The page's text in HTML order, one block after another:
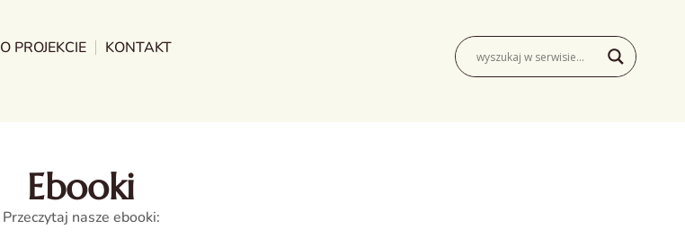
O PROJEKCIE KONTAKT
Ebooki
Przeczytaj nasze ebooki: